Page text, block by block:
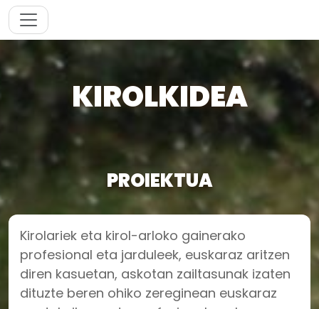
KIROLKIDEA
PROIEKTUA
Kirolariek eta kirol-arloko gainerako
profesional eta jarduleek, euskaraz aritzen
diren kasuetan, askotan zailtasunak izaten
dituzte beren ohiko zereginean euskaraz